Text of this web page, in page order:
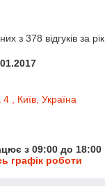
з 378 відгуків за рік
4 , Київ, Україна
з 09:00 до 18:00
графік роботи